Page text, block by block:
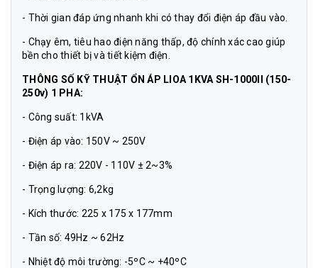
- Thời gian đáp ứng nhanh khi có thay đổi điện áp đầu vào.
- Chạy êm, tiêu hao điện năng thấp, độ chính xác cao giúp
bền cho thiết bị và tiết kiệm điện.
THÔNG SỐ KỸ THUẬT ỔN ÁP LIOA 1KVA SH-1000II (150-
250v) 1 PHA:
- Công suất: 1kVA
- Điện áp vào: 150V ~ 250V
- Điện áp ra: 220V - 110V ± 2~3%
- Trọng lượng: 6,2kg
- Kích thước: 225 x 175 x 177mm
- Tần số: 49Hz ~ 62Hz
- Nhiệt độ môi trường: -5ºC ~ +40ºC